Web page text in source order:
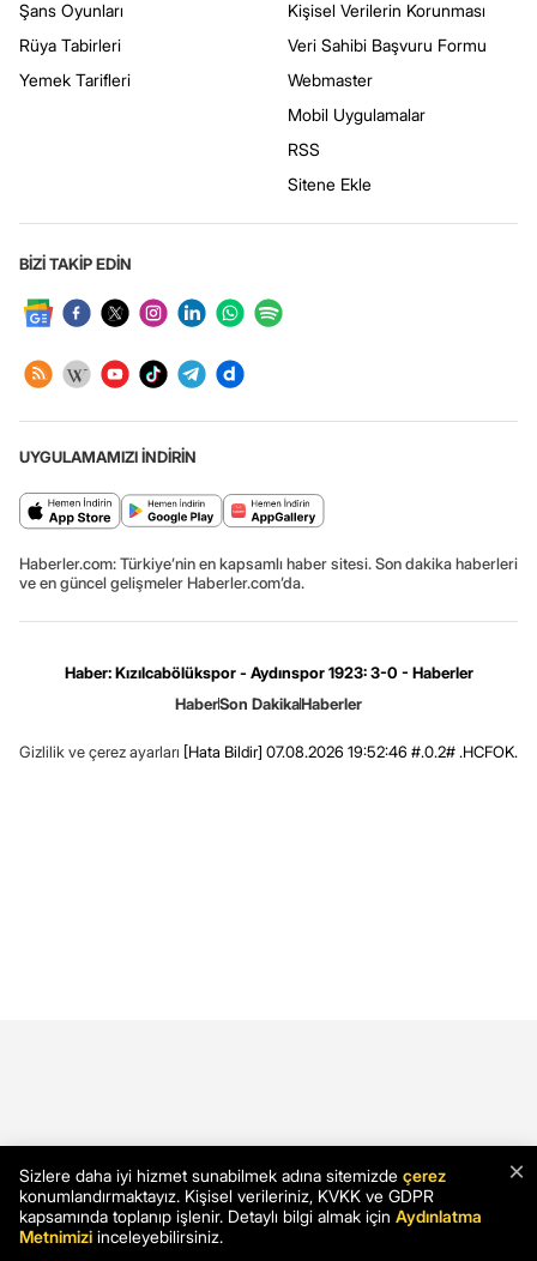
Şans Oyunları
Rüya Tabirleri
Yemek Tarifleri
Kişisel Verilerin Korunması
Veri Sahibi Başvuru Formu
Webmaster
Mobil Uygulamalar
RSS
Sitene Ekle
BİZİ TAKİP EDİN
UYGULAMAMIZI İNDİRİN
Haberler.com: Türkiye’nin en kapsamlı haber sitesi. Son dakika haberleri
ve en güncel gelişmeler Haberler.com’da.
Haber: Kızılcabölükspor - Aydınspor 1923: 3-0 - Haberler
HaberSon DakikaHaberler
Gizlilik ve çerez ayarları [Hata Bildir] 07.08.2026 19:52:46 #.0.2# .HCFOK.
×
Sizlere daha iyi hizmet sunabilmek adına sitemizde çerez
konumlandırmaktayız. Kişisel verileriniz, KVKK ve GDPR
kapsamında toplanıp işlenir. Detaylı bilgi almak için Aydınlatma
Metnimizi inceleyebilirsiniz.